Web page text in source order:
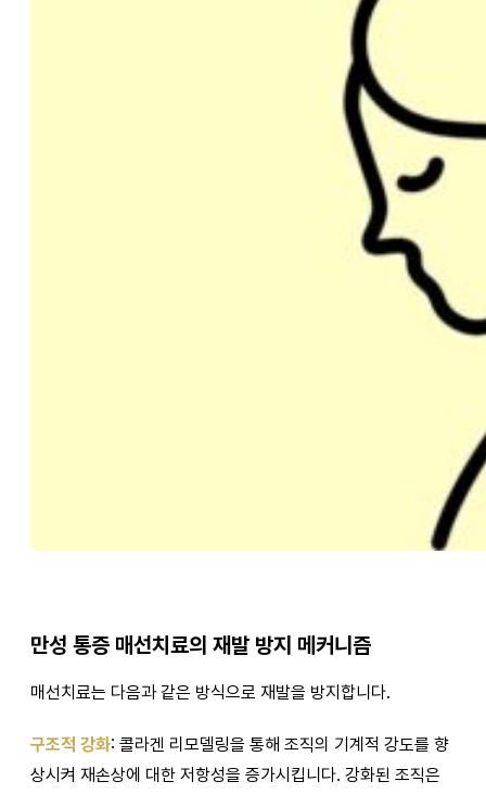
만성 통증 매선치료의 재발 방지 메커니즘
매선치료는 다음과 같은 방식으로 재발을 방지합니다.
구조적 강화: 콜라겐 리모델링을 통해 조직의 기계적 강도를 향
상시켜 재손상에 대한 저항성을 증가시킵니다. 강화된 조직은